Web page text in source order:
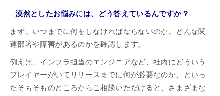
─漠然としたお悩みには、どう答えているんですか？
まず、いつまでに何をしなければならないのか、どんな関
連部署や障害があるのかを確認します。
例えば、インフラ担当のエンジニアなど、社内にどういう
プレイヤーがいてリリースまでに何が必要なのか、といっ
たそもそものところからご相談いただけると、さまざまな